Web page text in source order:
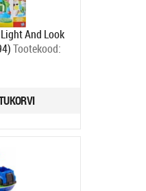
And Look
Tootekood:
9 tp